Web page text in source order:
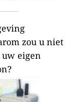
zou u niet
eigen